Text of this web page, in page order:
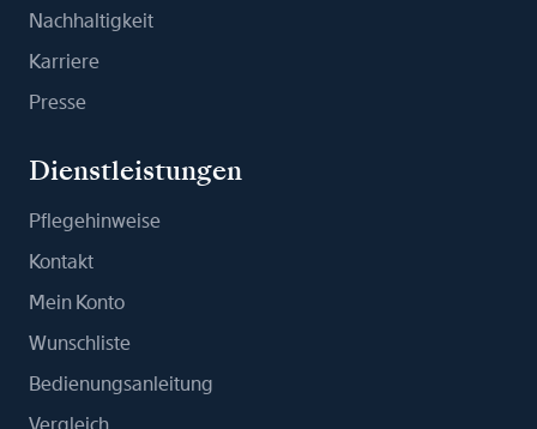
Nachhaltigkeit
Karriere
Presse
Dienstleistungen
Pflegehinweise
Kontakt
Mein Konto
Wunschliste
Bedienungsanleitung